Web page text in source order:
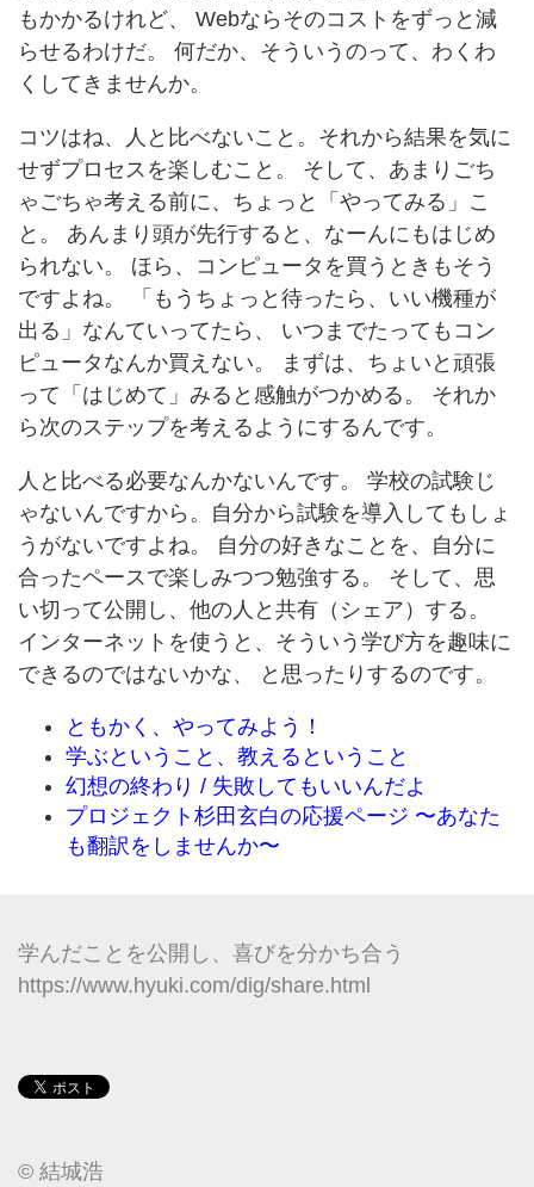
もかかるけれど、 Webならそのコストをずっと減
らせるわけだ。 何だか、そういうのって、わくわ
くしてきませんか。
コツはね、人と比べないこと。それから結果を気に
せずプロセスを楽しむこと。 そして、あまりごち
ゃごちゃ考える前に、ちょっと「やってみる」こ
と。 あんまり頭が先行すると、なーんにもはじめ
られない。 ほら、コンピュータを買うときもそう
ですよね。 「もうちょっと待ったら、いい機種が
出る」なんていってたら、 いつまでたってもコン
ピュータなんか買えない。 まずは、ちょいと頑張
って「はじめて」みると感触がつかめる。 それか
ら次のステップを考えるようにするんです。
人と比べる必要なんかないんです。 学校の試験じ
ゃないんですから。自分から試験を導入してもしょ
うがないですよね。 自分の好きなことを、自分に
合ったペースで楽しみつつ勉強する。 そして、思
い切って公開し、他の人と共有（シェア）する。
インターネットを使うと、そういう学び方を趣味に
できるのではないかな、 と思ったりするのです。
ともかく、やってみよう！
学ぶということ、教えるということ
幻想の終わり / 失敗してもいいんだよ
プロジェクト杉田玄白の応援ページ 〜あなた
も翻訳をしませんか〜
学んだことを公開し、喜びを分かち合う
https://www.hyuki.com/dig/share.html
© 結城浩